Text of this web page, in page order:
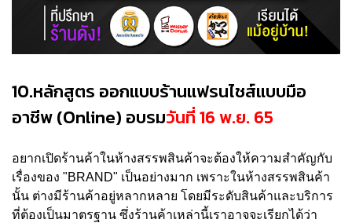
10.หลักสูตร ออกแบบร้านแฟรนไชส์แบบมือ
อาชีพ (Online) อบรมวันที่ 16 พ.ย. 65
อยากเปิดร้านค้าในห้างสรรพสินค้าจะต้องให้ความสำคัญกับ
เรื่องของ "BRAND" เป็นอย่างมาก เพราะในห้างสรรพสินค้า
นั้น ต่างมีร้านค้าอยู่หลากหลาย โดยมีระดับสินค้าและบริการ
ที่ต้องเป็นมาตรฐาน ซึ่งร้านค้าเหล่านี้เราอาจจะเรียกได้ว่า